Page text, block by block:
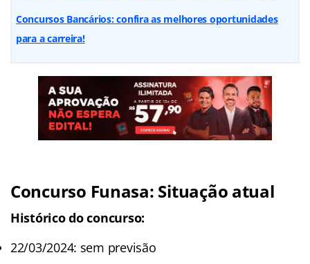
Concursos Bancários: confira as melhores oportunidades
para a carreira!
Concurso Funasa: Situação atual
Histórico do concurso:
22/03/2024: sem previsão